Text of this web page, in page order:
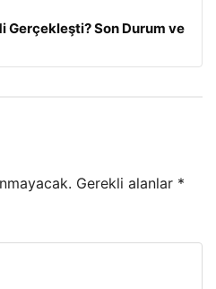
Gerçekleşti? Son Durum ve
Gerekli alanlar *